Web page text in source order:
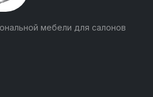
мебели для салонов